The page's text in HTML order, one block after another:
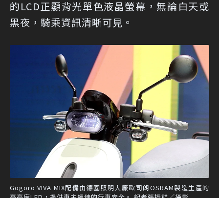
的LCD正顯背光單色液晶螢幕，無論白天或
黑夜，騎乘資訊清晰可見。
Gogoro VIVA MIX配備由德國照明大廠歐司朗OSRAM製造生產的